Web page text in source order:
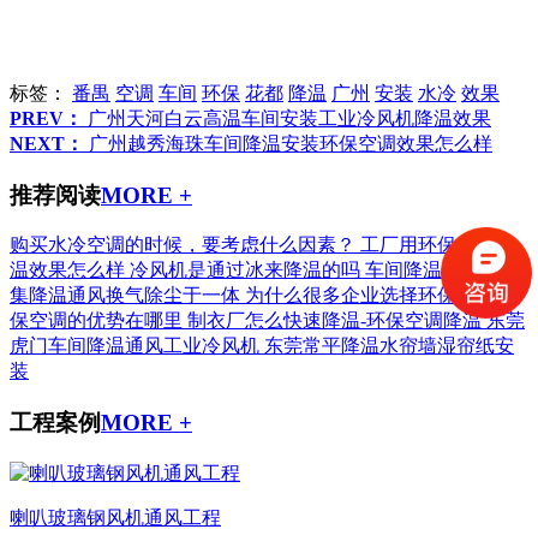
标签： 番禺 空调 车间 环保 花都 降温 广州 安装 水冷 效果
PREV：
广州天河白云高温车间安装工业冷风机降温效果
NEXT：
广州越秀海珠车间降温安装环保空调效果怎么样
推荐阅读MORE +
购买水冷空调的时候，要考虑什么因素？ 工厂用环保空调降
温效果怎么样 冷风机是通过冰来降温的吗 车间降温工业空调
集降温通风换气除尘于一体 为什么很多企业选择环保空调-环
保空调的优势在哪里 制衣厂怎么快速降温-环保空调降温 东莞
虎门车间降温通风工业冷风机 东莞常平降温水帘墙湿帘纸安
装
工程案例MORE +
喇叭玻璃钢风机通风工程